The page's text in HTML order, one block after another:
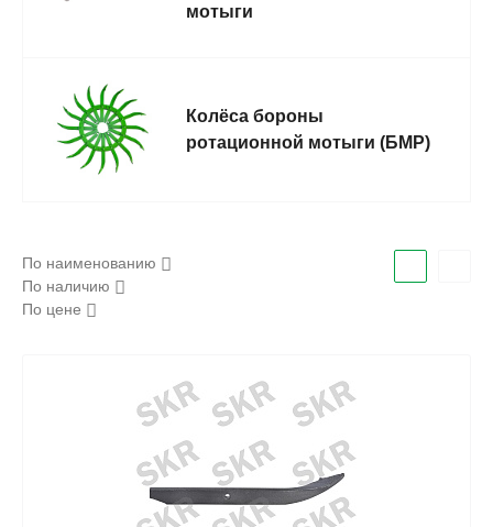
мотыги
Колёса бороны
ротационной мотыги (БМР)
По наименованию
По наличию
По цене